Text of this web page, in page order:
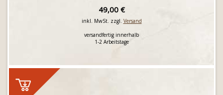
49,00 €
inkl. MwSt. zzgl. Versand
versandfertig innerhalb
1-2 Arbeitstage